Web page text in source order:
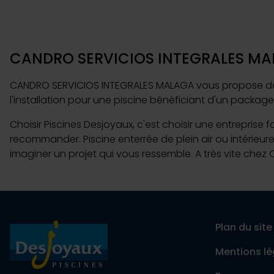
CANDRO SERVICIOS
CANDRO SERVICIOS INTEGRALES MALAGA vous
l'installation pour une piscine bénéficiant d'un
Choisir Piscines Desjoyaux, c'est choisir une
recommander. Piscine enterrée de plein air ou
imaginer un projet qui vous ressemble. A très vite chez
Plan du site
Mentions